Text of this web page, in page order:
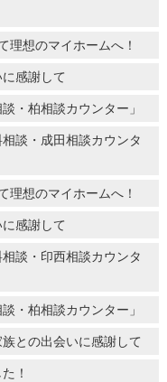
想のマイホームへ！
感謝して
・柏相談カウンター」
談・成田相談カウンタ
想のマイホームへ！
感謝して
談・印西相談カウンタ
・柏相談カウンター」
との出会いに感謝して
！